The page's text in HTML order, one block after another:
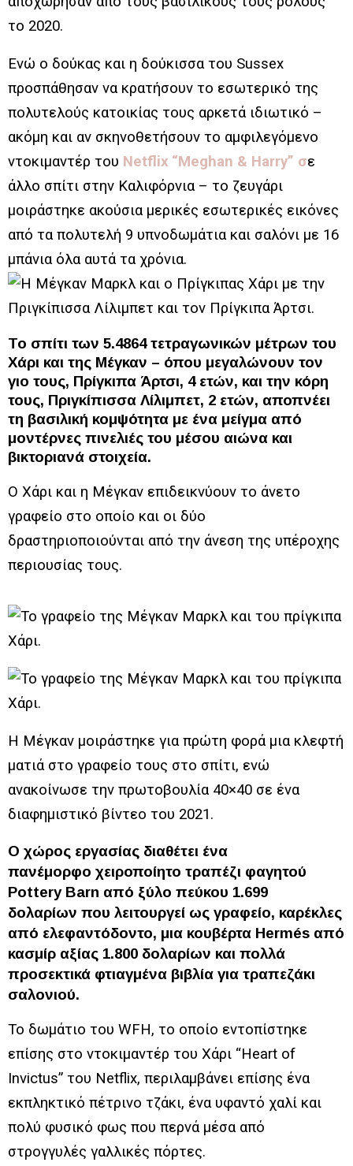
το 2020.
Ενώ ο δούκας και η δούκισσα του Sussex
προσπάθησαν να κρατήσουν το εσωτερικό της
πολυτελούς κατοικίας τους αρκετά ιδιωτικό –
ακόμη και αν σκηνοθετήσουν το αμφιλεγόμενο
ντοκιμαντέρ του Netflix “Meghan & Harry” σε
άλλο σπίτι στην Καλιφόρνια – το ζευγάρι
μοιράστηκε ακούσια μερικές εσωτερικές εικόνες
από τα πολυτελή 9 υπνοδωμάτια και σαλόνι με 16
μπάνια όλα αυτά τα χρόνια.
Το σπίτι των 5.4864 τετραγωνικών μέτρων του
Χάρι και της Μέγκαν – όπου μεγαλώνουν τον
γιο τους, Πρίγκιπα Άρτσι, 4 ετών, και την κόρη
τους, Πριγκίπισσα Λίλιμπετ, 2 ετών, αποπνέει
τη βασιλική κομψότητα με ένα μείγμα από
μοντέρνες πινελιές του μέσου αιώνα και
βικτοριανά στοιχεία.
Ο Χάρι και η Μέγκαν επιδεικνύουν το άνετο
γραφείο στο οποίο και οι δύο
δραστηριοποιούνται από την άνεση της υπέροχης
περιουσίας τους.
Η Μέγκαν μοιράστηκε για πρώτη φορά μια κλεφτή
ματιά στο γραφείο τους στο σπίτι, ενώ
ανακοίνωσε την πρωτοβουλία 40×40 σε ένα
διαφημιστικό βίντεο του 2021.
Ο χώρος εργασίας διαθέτει ένα
πανέμορφο χειροποίητο τραπέζι φαγητού
Pottery Barn από ξύλο πεύκου 1.699
δολαρίων που λειτουργεί ως γραφείο, καρέκλες
από ελεφαντόδοντο, μια κουβέρτα Hermés από
κασμίρ αξίας 1.800 δολαρίων και πολλά
προσεκτικά φτιαγμένα βιβλία για τραπεζάκι
σαλονιού.
Το δωμάτιο του WFH, το οποίο εντοπίστηκε
επίσης στο ντοκιμαντέρ του Χάρι “Heart of
Invictus” του Netflix, περιλαμβάνει επίσης ένα
εκπληκτικό πέτρινο τζάκι, ένα υφαντό χαλί και
πολύ φυσικό φως που περνά μέσα από
στρογγυλές γαλλικές πόρτες.